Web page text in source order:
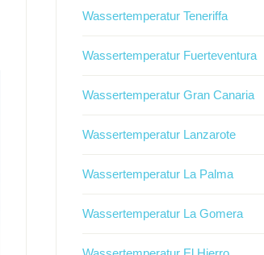
Wassertemperatur Teneriffa
Wassertemperatur Fuerteventura
Wassertemperatur Gran Canaria
Wassertemperatur Lanzarote
Wassertemperatur La Palma
Wassertemperatur La Gomera